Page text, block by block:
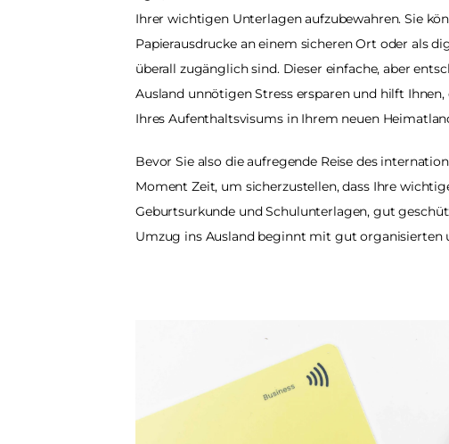
Ihrer wichtigen Unterlagen aufzubewahren. Sie
Papierausdrucke an einem sicheren Ort oder als
überall zugänglich sind. Dieser einfache, aber
Ausland unnötigen Stress ersparen und hilft
Ihres Aufenthaltsvisums in Ihrem neuen
Bevor Sie also die aufregende Reise des
Moment Zeit, um sicherzustellen, dass Ihre
Geburtsurkunde und Schulunterlagen, gut
Umzug ins Ausland beginnt mit gut organisierten